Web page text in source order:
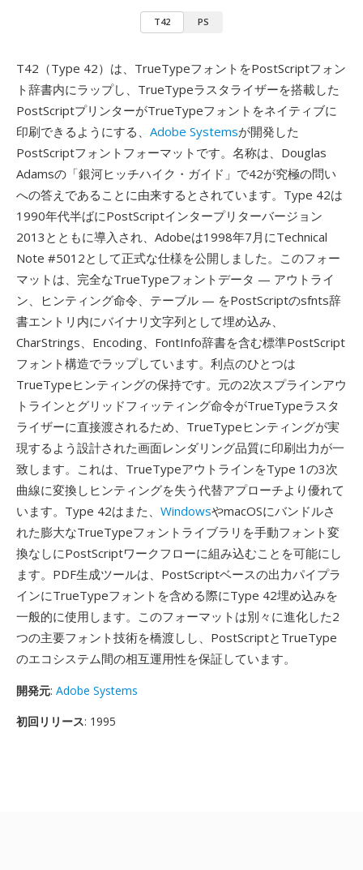
T42 PS
T42（Type 42）は、TrueTypeフォントをPostScriptフォン
ト辞書内にラップし、TrueTypeラスタライザーを搭載した
PostScriptプリンターがTrueTypeフォントをネイティブに
印刷できるようにする、 Adobe Systemsが開発した
PostScriptフォントフォーマットです。名称は、Douglas
Adamsの「銀河ヒッチハイク・ガイド」で42が究極の問い
への答えであることに由来するとされています。Type 42は
1990年代半ばにPostScriptインタープリターバージョン
2013とともに導入され、Adobeは1998年7月にTechnical
Note #5012として正式な仕様を公開しました。このフォー
マットは、完全なTrueTypeフォントデータ — アウトライ
ン、ヒンティング命令、テーブル — をPostScriptのsfnts辞
書エントリ内にバイナリ文字列として埋め込み、
CharStrings、Encoding、FontInfo辞書を含む標準PostScript
フォント構造でラップしています。利点のひとつは
TrueTypeヒンティングの保持です。元の2次スプラインアウ
トラインとグリッドフィッティング命令がTrueTypeラスタ
ライザーに直接渡されるため、TrueTypeヒンティングが実
現するよう設計された画面レンダリング品質に印刷出力が一
致します。これは、TrueTypeアウトラインをType 1の3次
曲線に変換しヒンティングを失う代替アプローチより優れて
います。Type 42はまた、 WindowsやmacOSにバンドルさ
れた膨大なTrueTypeフォントライブラリを手動フォント変
換なしにPostScriptワークフローに組み込むことを可能にし
ます。PDF生成ツールは、PostScriptベースの出力パイプラ
インにTrueTypeフォントを含める際にType 42埋め込みを
一般的に使用します。このフォーマットは別々に進化した2
つの主要フォント技術を橋渡しし、PostScriptとTrueType
のエコシステム間の相互運用性を保証しています。
開発元: Adobe Systems
初回リリース: 1995